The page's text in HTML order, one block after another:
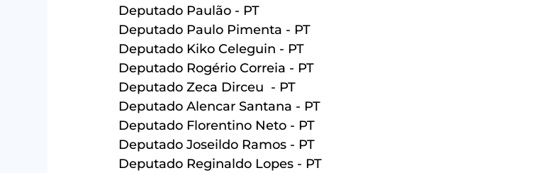
Deputado Paulão - PT
Deputado Paulo Pimenta - PT
Deputado Kiko Celeguin - PT
Deputado Rogério Correia - PT
Deputado Zeca Dirceu  - PT
Deputado Alencar Santana - PT
Deputado Florentino Neto - PT
Deputado Joseildo Ramos - PT
Deputado Reginaldo Lopes - PT